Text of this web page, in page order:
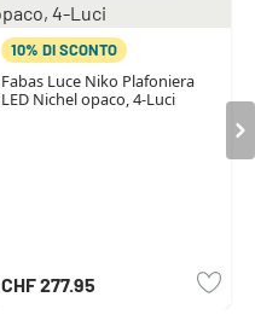
10% DI SCONTO
Fabas Luce Niko Plafoniera
LED Nichel opaco, 4-Luci
CHF 277.95